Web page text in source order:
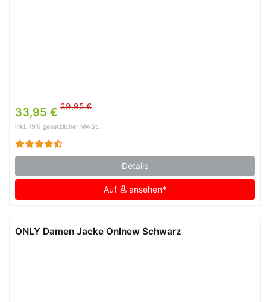
33,95 € 39,95 €
inkl. 19% gesetzlicher MwSt.
Details
Auf ansehen*
ONLY Damen Jacke Onlnew Schwarz